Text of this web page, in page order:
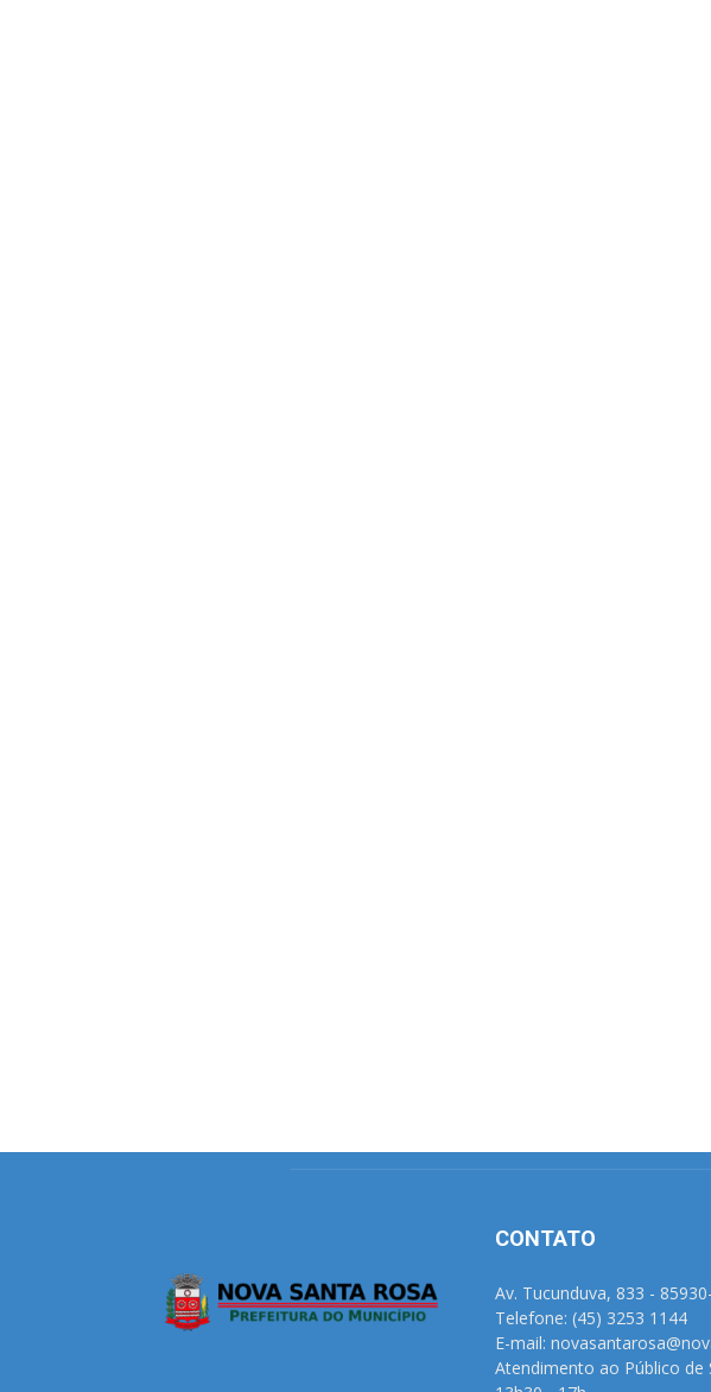
CONTATO
Av. Tucunduva, 833 -
Telefone: (45) 3253 1144
E-mail:
Atendimento ao Público de